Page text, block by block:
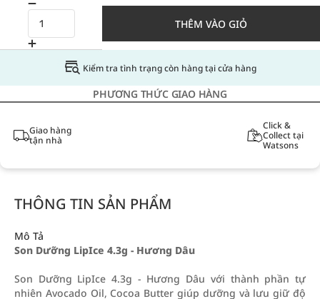
THÊM VÀO GIỎ
Kiểm tra tình trạng còn hàng tại cửa hàng
PHƯƠNG THỨC GIAO HÀNG
Giao hàng
tận nhà
Click &
Collect tại
Watsons
THÔNG TIN SẢN PHẨM
Mô Tả
Son Dưỡng LipIce 4.3g - Hương Dâu
Son Dưỡng LipIce 4.3g - Hương Dâu với thành phần tự
nhiên Avocado Oil, Cocoa Butter giúp dưỡng và lưu giữ độ